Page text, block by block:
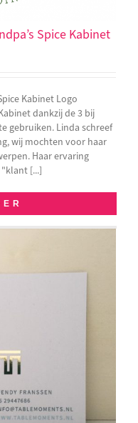
Spice Kabinet
Kabinet Logo
dankzij de 3 bij
gebruiken. Linda schreef
wij mochten voor haar
Haar ervaring
[...]